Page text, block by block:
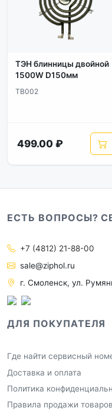
ТЭН блинницы двойной
1500W D150мм
TB002
499.00 ₽
ЕСТЬ ВОПРОСЫ?
+7 (4812) 21-88-00
sale@ziphol.ru
г. Смоленск, ул.
ДЛЯ ПОКУПАТЕЛЯ
Где найти сервисный
Доставка и оплата
Политика
Правила продажи товаров